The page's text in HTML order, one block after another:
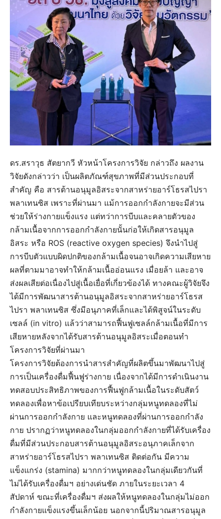
ดร.สราวุธ สัตยากวี หัวหน้าโครงการวิจัย กล่าวถึง ผลงาน
วิจัยดังกล่าวว่า เป็นผลิตภัณฑ์สุขภาพที่มีส่วนประกอบที่
สำคัญ คือ สารต้านอนุมูลอิสระจากสาหร่ายอาร์โธรสไปรา
พลาเทนซิส เพราะที่ผ่านมา แม้การออกกำลังกายจะมีส่วน
ช่วยให้ร่างกายแข็งแรง แต่ทว่าการบีบและคลายตัวของ
กล้ามเนื้อจากการออกกำลังกายนั้นก่อให้เกิดสารอนุมูล
อิสระ หรือ ROS (reactive oxygen species) จึงนำไปสู่
การบีบตัวแบบผิดปกติของกล้ามเนื้อจนอาจเกิดความเสียหาย
ผลที่ตามมาอาจทำให้กล้ามเนื้ออ่อนแรง เมื่อยล้า และอาจ
ส่งผลเสียต่อเนื่องไปสู่เนื้อเยื่อที่เกี่ยวข้องได้ ทางคณะผู้วิจัยจึง
ได้มีการพัฒนาสารต้านอนุมูลอิสระจากสาหร่ายอาร์โธรส
ไปรา พลาเทนซิส ซึ่งมีอนุภาคที่เล็กและได้พิสูจน์ในระดับ
เซลล์ (in vitro) แล้วว่าสามารถฟื้นฟูเซลล์กล้ามเนื้อที่มีการ
เสียหายหลังจากได้รับสารต้านอนุมูลอิสระเมื่อตอนทำ
โครงการวิจัยที่ผ่านมา
โครงการวิจัยต้องการนำสารสำคัญที่ผลิตขึ้นมาพัฒนาไปสู่
การเป็นเครื่องดื่มฟื้นฟูร่างกาย เนื่องจากได้มีการดำเนินงาน
ทดสอบประสิทธิภาพของการฟื้นฟูกล้ามเนื้อในระดับสัตว์
ทดลองเพื่อหาข้อเปรียบเทียบระหว่างกลุ่มหนูทดลองที่ไม่
ผ่านการออกกำลังกาย และหนูทดลองที่ผ่านการออกกำลัง
กาย ปรากฏว่าหนูทดลองในกลุ่มออกกำลังกายที่ได้รับเครื่อง
ดื่มที่มีส่วนประกอบสารต้านอนุมูลอิสระอนุภาคเล็กจาก
สาหร่ายอาร์โธรสไปรา พลาเทนซิส ติดต่อกัน มีความ
แข็งแกร่ง (stamina) มากกว่าหนูทดลองในกลุ่มเดียวกันที่
ไม่ได้รับเครื่องดื่มฯ อย่างเด่นชัด ภายในระยะเวลา 4
สัปดาห์ ขณะที่เครื่องดื่มฯ ส่งผลให้หนูทดลองในกลุ่มไม่ออก
กำลังกายแข็งแรงขึ้นเล็กน้อย นอกจากนี้ปริมาณสารอนุมูล